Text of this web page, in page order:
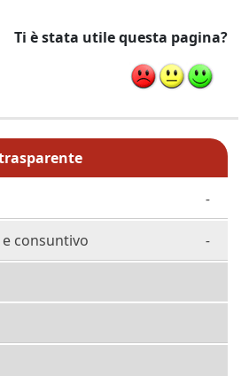
Ti è stata utile questa pagina?
MAIN
consuntivo